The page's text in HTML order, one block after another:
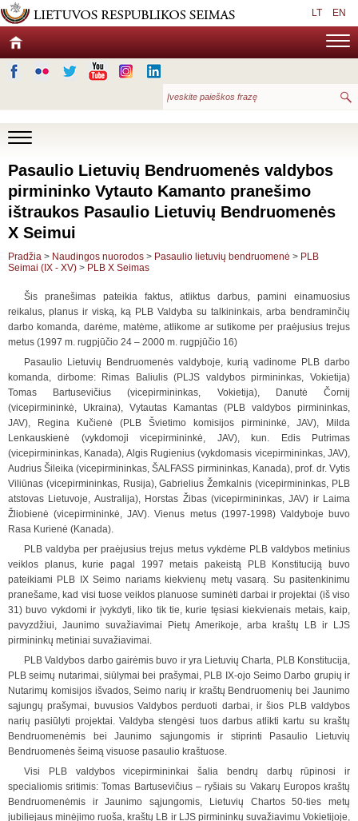
LT EN
Pasaulio Lietuvių Bendruomenės valdybos
pirmininko Vytauto Kamanto pranešimo
ištraukos Pasaulio Lietuvių Bendruomenės
X Seimui
Pradžia > Naudingos nuorodos > Pasaulio lietuvių bendruomenė > PLB
Seimai (IX - XV) > PLB X Seimas
Šis pranešimas pateikia faktus, atliktus darbus, pamini einamuosius
reikalus, planus ir viską, ką PLB Valdyba su talkininkais, arba bendraminčių
darbo komanda, darėme, matėme, atlikome ar sutikome per praėjusius trejus
metus (1997 m. rugpjūčio 24 – 2000 m. rugpjūčio 16)
Pasaulio Lietuvių Bendruomenės valdyboje, kurią vadinome PLB darbo
komanda, dirbome: Rimas Baliulis (PLJS valdybos pirmininkas, Vokietija)
Tomas Bartusevičius (vicepirmininkas, Vokietija), Danutė Čornij
(vicepirmininkė, Ukraina), Vytautas Kamantas (PLB valdybos pirmininkas,
JAV), Regina Kučienė (PLB Švietimo komisijos pirmininkė, JAV), Milda
Lenkauskienė (vykdomoji vicepirmininkė, JAV), kun. Edis Putrimas
(vicepirmininkas, Kanada), Algis Rugienius (vykdomasis vicepirmininkas, JAV),
Audrius Šileika (vicepirmininkas, ŠALFASS pirmininkas, Kanada), prof. dr. Vytis
Viliūnas (vicepirmininkas, Rusija), Gabrielius Žemka lnis (vicepirmininkas, PLB
atstovas Lietuvoje, Australija), Horstas Žibas (vicepirmininkas, JAV) ir Laima
Žliobienė (vicepirmininkė, JAV). Vienus metus (1997-1998) Valdyboje buvo
Rasa Kurienė (Kanada).
PLB valdyba per praėjusius trejus metus vykdėme PLB valdybos metinius
veiklos planus, kurie pagal 1997 metais pakeistą PLB Konstituciją buvo
pateikiami PLB IX Seimo nariams kiekvienų metų vasarą. Su pasitenkinimu
pranešame, kad visi tuose veiklos planuose suminėti darbai ir projektai (iš viso
31) buvo vykdomi ir įvykdyti, liko tik tie, kurie tęsiasi kiekvienais metais, kaip,
pavyzdžiui, Jaunimo suvažiavimai Pietų Amerikoje, arba kraštų LB ir LJS
pirmininkų metiniai suvažiavimai.
PLB Valdybos darbo gairėmis buvo ir yra Lietuvių Charta, PLB Konstitucija,
PLB seimų nutarimai, siūlymai bei prašymai, PLB IX-ojo Seimo Darbo grupių ir
Nutarimų komisijos išvados, Seimo narių ir kraštų Bendruomenių bei Jaunimo
sąjungų prašymai, buvusios Valdybos perduoti darbai, ir šios PLB valdybos
narių pasiūlyti projektai. Valdyba stengėsi tuos darbus atlikti kartu su kraštų
Bendruomenėmis bei Jaunimo sąjungomis ir stiprinti Pasaulio Lietuvių
Bendruomenės šeimą visuose pasaulio kraštuose.
Visi PLB valdybos vicepirmininkai šalia bendrų darbų rūpinosi ir
specialiomis sritimis: Tomas Bartusevičius – ryšiais su Vakarų Europos kraštų
Bendruomenėmis ir Jaunimo sąjungomis, Lietuvių Chartos 50-ties metų
jubiliejaus minėjimo ruoša, kraštų LB ir LJS pirmininkų suvažiavimu Vokietijoje,